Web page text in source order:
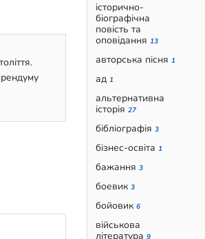
історично-
біографічна
повість та
оповідання 13
авторська пісня 1
ад 1
альтернативна
історія 27
бібліографія 3
бізнес-освіта 1
бажання 3
боевик 3
бойовик 6
військова
література 9